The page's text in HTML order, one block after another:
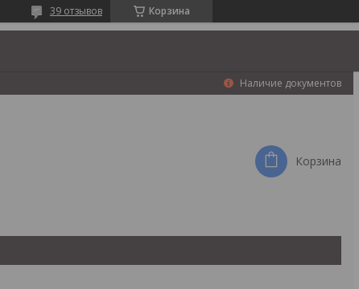
Корзина
39 отзывов
Наличие документов
Корзина